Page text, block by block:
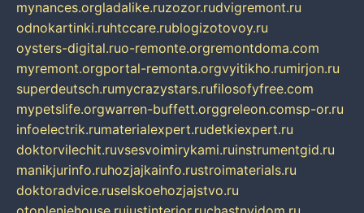
mynances.orgladalike.ruzozor.rudvigremont.ru
odnokartinki.ruhtccare.rublogizotovoy.ru
oysters-digital.ruo-remonte.orgremontdoma.com
myremont.orgportal-remonta.orgvyitikho.rumirjon.ru
superdeutsch.rumycrazystars.rufilosofyfree.com
mypetslife.orgwarren-buffett.orggreleon.comsp-or.ru
infoelectrik.rumaterialexpert.rudetkiexpert.ru
doktorvilechit.ruvsesvoimirykami.ruinstrumentgid.ru
manikjurinfo.ruhozjajkainfo.rustroimaterials.ru
doktoradvice.ruselskoehozjajstvo.ru